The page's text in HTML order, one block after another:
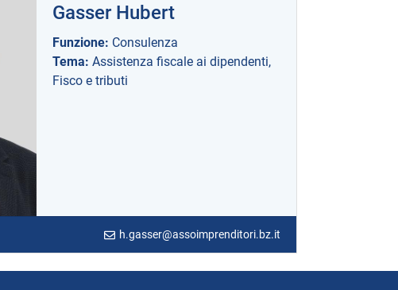
Gasser Hubert
Funzione: Consulenza
Tema: Assistenza fiscale ai dipendenti,
Fisco e tributi
h.gasser@assoimprenditori.bz.it